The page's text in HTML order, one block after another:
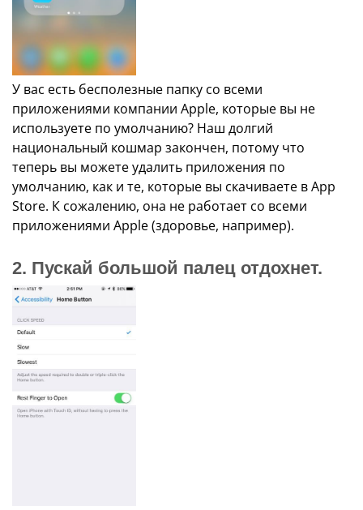
У вас есть бесполезные папку со всеми
приложениями компании Apple, которые вы не
используете по умолчанию? Наш долгий
национальный кошмар закончен, потому что
теперь вы можете удалить приложения по
умолчанию, как и те, которые вы скачиваете в App
Store. К сожалению, она не работает со всеми
приложениями Apple (здоровье, например).
2. Пускай большой палец отдохнет.